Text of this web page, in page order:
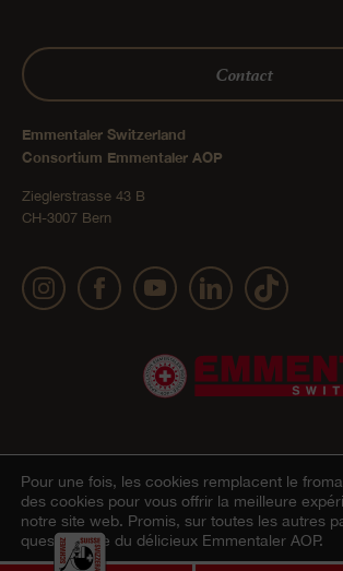
Contact
Emmentaler Switzerland
Consortium Emmentaler AOP
Zieglerstrasse 43 B
CH-3007 Bern
© 2022 Emmentaler AOP | Mentions légales| Déclaration
Onlineshop|Cookie – Déclaration
Pour une fois, les cookies remplacent le
des cookies pour vous offrir la meilleure
notre site web. Promis, sur toutes les autres
question que du délicieux Emmentaler AOP.